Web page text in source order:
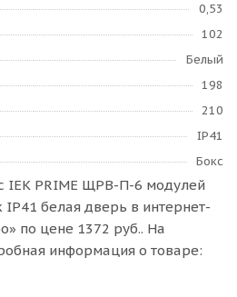
0,53
102
Белый
198
210
IP41
Бокс
IEK PRIME ЩРВ-П-6 модулей
белая дверь в интернет-
по цене 1372 руб.. На
информация о товаре: